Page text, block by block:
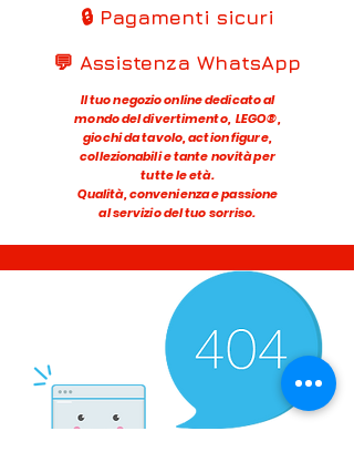
🔒 Pagamenti sicuri
💬 Assistenza WhatsApp
Il tuo negozio online dedicato al
mondo del divertimento, LEGO®,
giochi da tavolo, action figure,
collezionabili e tante novità per
tutte le età.
Qualità, convenienza e passione
al servizio del tuo sorriso.